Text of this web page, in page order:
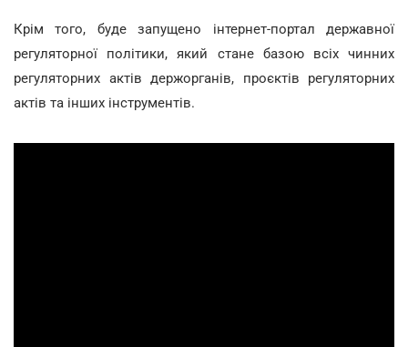
Крім того, буде запущено інтернет-портал державної
регуляторної політики, який стане базою всіх чинних
регуляторних актів держорганів, проєктів регуляторних
актів та інших інструментів.